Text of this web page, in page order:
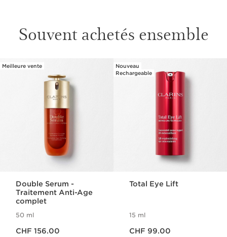
Souvent achetés ensemble
Meilleure vente
Double Serum -
Traitement Anti-Age
complet
50 ml
CHF 156.00
Nouveau
Rechargeable
Total Eye Lift
15 ml
CHF 99.00